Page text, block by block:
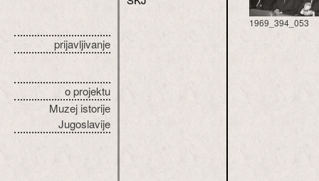
prijavljivanje
o projektu
Muzej istorije
Jugoslavije
1969_394_053